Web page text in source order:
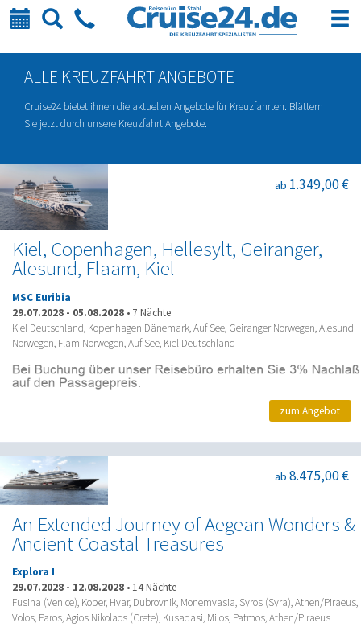
Kalender
SucheTelefon
ALLE KREUZFAHRT ANGEBOTE
Cruise24 bietet ihnen die aktuellen Angebote für Kreuzfahrten. Blättern
Sie jetzt durch unsere Kreuzfahrt Angebote.
Kiel, Copenhagen, Hellesylt, Geiranger,
Alesund, Flaam, Kiel
ab 1.349,00 €
MSC Euribia
29.07.2028 - 05.08.2028 • 7 Nächte
Kiel Deutschland, Kopenhagen Dänemark, Auf See, Geiranger Norwegen, Alesund
Norwegen, Flam Norwegen, Auf See, Kiel Deutschland
zum Angebot
An Extended Journey of Aegean Wonders &
Ancient Coastal Treasures
ab 8.475,00 €
Explora I
29.07.2028 - 12.08.2028 • 14 Nächte
Fusina (Venice), Koper, Hvar, Dubrovnik, Monemvasia, Syros (Syra), Athen/Piraeus,
Volos, Paros, Agios Nikolaos (Crete), Kusadasi, Milos, Patmos, Athen/Piraeus